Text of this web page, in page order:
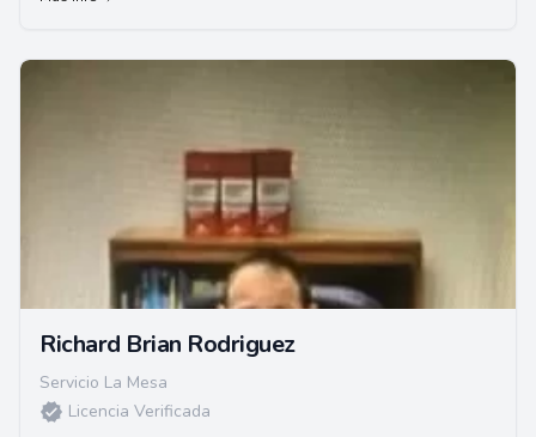
Richard Brian Rodriguez
Servicio La Mesa
Licencia Verificada